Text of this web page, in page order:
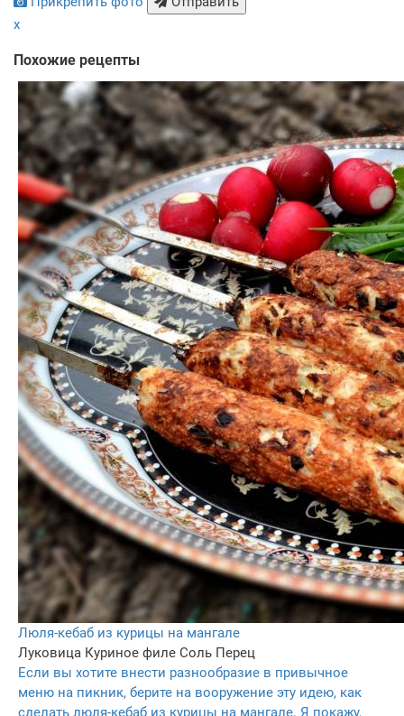
x
Похожие рецепты
Люля-кебаб из курицы на мангале
Луковица Куриное филе Соль Перец
Если вы хотите внести разнообразие в привычное
меню на пикник, берите на вооружение эту идею, как
сделать люля-кебаб из курицы на мангале. Я покажу,